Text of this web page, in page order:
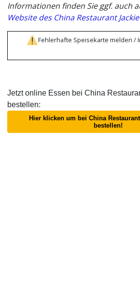
Informationen finden Sie ggf. auch
Website des China Restaurant
Fehlerhafte Speisekarte melden /
Jetzt online Essen bei China
bestellen:
Hier klicken um bei China
bestellen!